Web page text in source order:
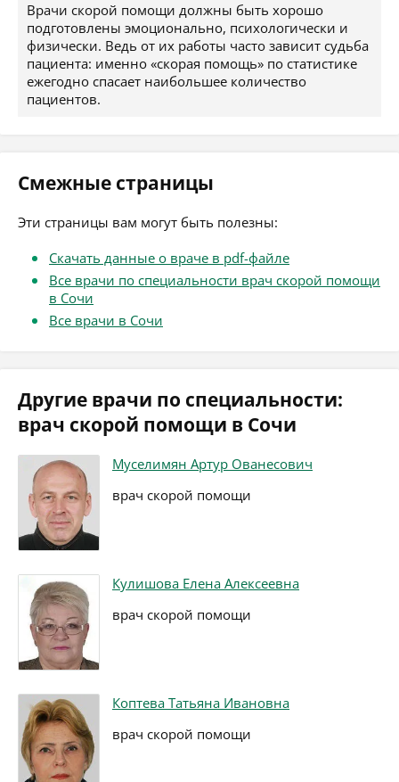
Врачи скорой помощи должны быть хорошо
подготовлены эмоционально, психологически и
физически. Ведь от их работы часто зависит судьба
пациента: именно «скорая помощь» по статистике
ежегодно спасает наибольшее количество
пациентов.
Смежные страницы
Эти страницы вам могут быть полезны:
Скачать данные о враче в pdf-файле
Все врачи по специальности врач скорой помощи
в Сочи
Все врачи в Сочи
Другие врачи по специальности:
врач скорой помощи в Сочи
Муселимян Артур Ованесович
врач скорой помощи
Кулишова Елена Алексеевна
врач скорой помощи
Коптева Татьяна Ивановна
врач скорой помощи